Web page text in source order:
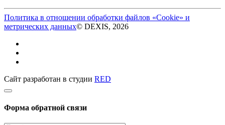
Политика в отношении обработки файлов «Cookie» и
метрических данных© DEXIS, 2026
Сайт разработан в студии RED
Форма обратной связи